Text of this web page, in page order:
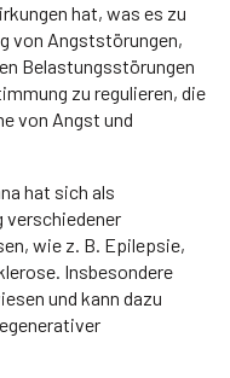
hat, was es zu
von Angststörungen,
Belastungsstörungen
zu regulieren, die
von Angst und
hat sich als
verschiedener
wie z. B. Epilepsie,
Insbesondere
und kann dazu